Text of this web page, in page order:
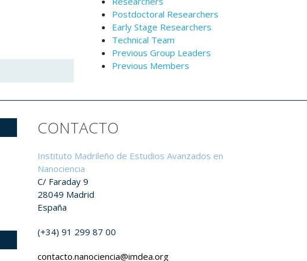
Postdoctoral Researchers
Early Stage Researchers
Technical Team
Previous Group Leaders
Previous Members
CONTACTO
Instituto Madrileño de Estudios Avanzados en
Nanociencia
C/ Faraday 9
28049 Madrid
España
(+34) 91 299 87 00
contacto.nanociencia@imdea.org